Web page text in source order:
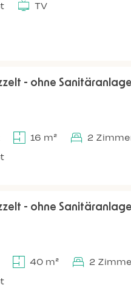
TV
- ohne
16 m²
2
- ohne
40 m²
2